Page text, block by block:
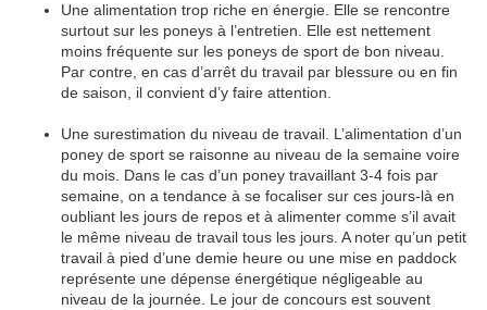
Une alimentation trop riche en énergie. Elle se rencontre
surtout sur les poneys à l’entretien. Elle est nettement
moins fréquente sur les poneys de sport de bon niveau.
Par contre, en cas d’arrêt du travail par blessure ou en fin
de saison, il convient d’y faire attention.
Une surestimation du niveau de travail. L’alimentation d’un
poney de sport se raisonne au niveau de la semaine voire
du mois. Dans le cas d’un poney travaillant 3-4 fois par
semaine, on a tendance à se focaliser sur ces jours-là en
oubliant les jours de repos et à alimenter comme s’il avait
le même niveau de travail tous les jours. A noter qu’un petit
travail à pied d’une demie heure ou une mise en paddock
représente une dépense énergétique négligeable au
niveau de la journée. Le jour de concours est souvent